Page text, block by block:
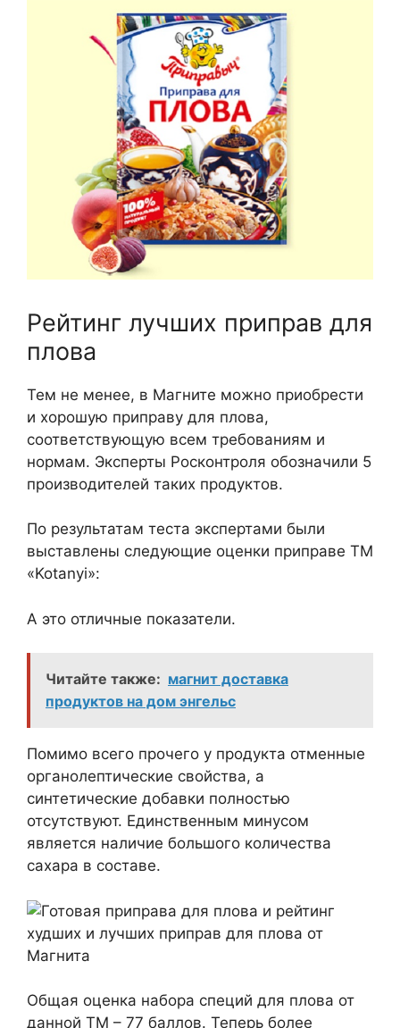
Рейтинг лучших приправ для
плова
Тем не менее, в Магните можно приобрести
и хорошую приправу для плова,
соответствующую всем требованиям и
нормам. Эксперты Росконтроля обозначили 5
производителей таких продуктов.
По результатам теста экспертами были
выставлены следующие оценки приправе ТМ
«Kotanyi»:
А это отличные показатели.
Читайте также: магнит доставка
продуктов на дом энгельс
Помимо всего прочего у продукта отменные
органолептические свойства, а
синтетические добавки полностью
отсутствуют. Единственным минусом
является наличие большого количества
сахара в составе.
Общая оценка набора специй для плова от
данной ТМ – 77 баллов. Теперь более